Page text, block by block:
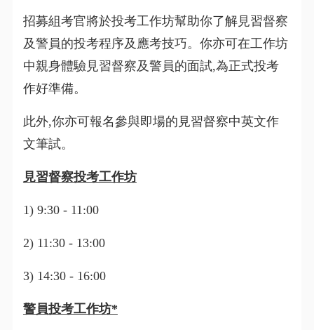
招募組考官將於投考工作坊幫助你了解見習督察
及警員的投考程序及應考技巧。你亦可在工作坊
中親身體驗見習督察及警員的面試,為正式投考
作好準備。
此外,你亦可報名參與即場的見習督察中英文作
文筆試。
見習督察投考工作坊
1) 9:30 - 11:00
2) 11:30 - 13:00
3) 14:30 - 16:00
警員投考工作坊*